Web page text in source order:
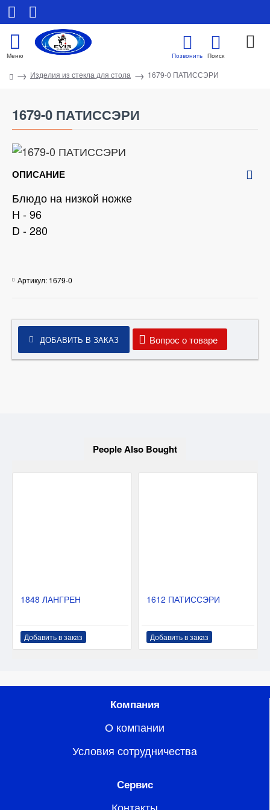
Изделия из стекла для стола 1679-0 ПАТИССЭРИ
1679-0 ПАТИССЭРИ
ОПИСАНИЕ
Блюдо на низкой ножке
H - 96
D - 280
Артикул: 1679-0
ДОБАВИТЬ В ЗАКАЗ Вопрос о товаре
People Also Bought
1848 ЛАНГРЕН
Добавить в заказ
1612 ПАТИССЭРИ
Добавить в заказ
Компания
О компании
Условия сотрудничества
Сервис